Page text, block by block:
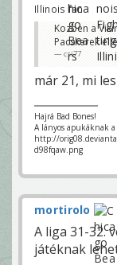
Illinois fan
Kozben a
Pacskerek
csi77
már 21, mi
Hajrá Bad Bones!
A lányos apukáknak a
http://
d98fqaw.png
mortirolo
A liga 31-32.
játéknak